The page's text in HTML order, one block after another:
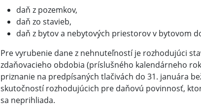
daň z pozemkov,
daň zo stavieb,
daň z bytov a nebytových priestorov v bytovom
Pre vyrubenie dane z nehnuteľností je rozhodujúci
zdaňovacieho obdobia (príslušného kalendárneho
priznanie na predpísaných tlačivách do 31. januára
skutočností rozhodujúcich pre daňovú povinnosť,
sa neprihliada.